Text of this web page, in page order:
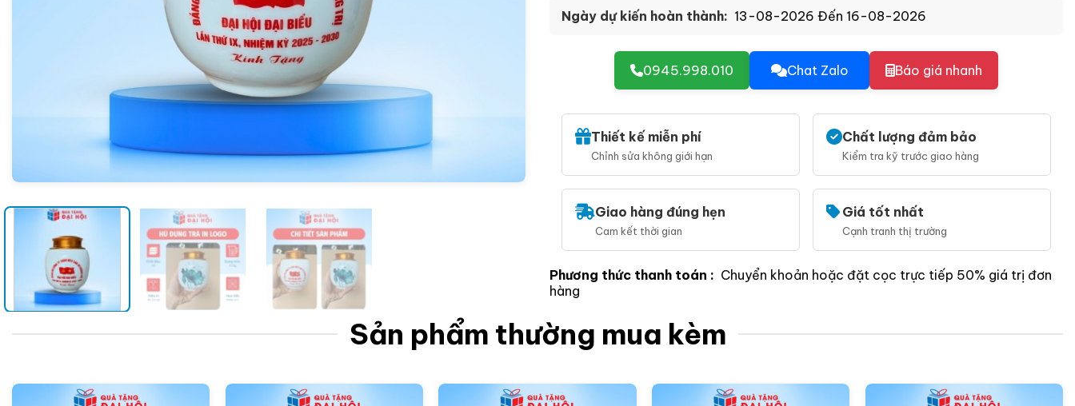
Ngày dự kiến hoàn thành: 13-08-2026 Đến 16-08-2026
0945.998.010 Chat Zalo Báo giá nhanh
Thiết kế miễn phí
Chỉnh sửa không giới hạn
Chất lượng đảm bảo
Kiểm tra kỹ trước giao hàng
Giao hàng đúng hẹn
Cam kết thời gian
Giá tốt nhất
Cạnh tranh thị trường
Phương thức thanh toán : Chuyển khoản hoặc đặt cọc trực tiếp 50% giá trị đơn
hàng
Sản phẩm thường mua kèm